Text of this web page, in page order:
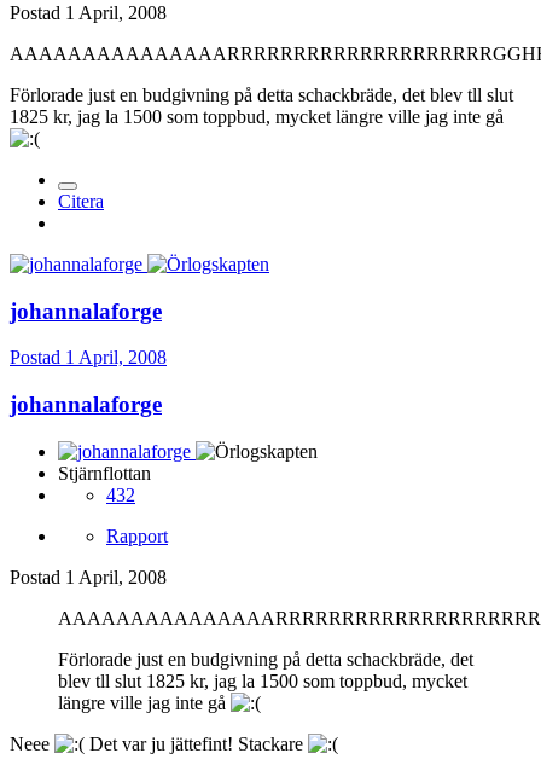
Postad 1 April, 2008
Förlorade just en budgivning på detta schackbräde, det blev tll slut
1825 kr, jag la 1500 som toppbud, mycket längre ville jag inte gå
Citera
johannalaforge
Postad 1 April, 2008
johannalaforge
Stjärnflottan
432
Rapport
Postad 1 April, 2008
Förlorade just en budgivning på detta schackbräde, det
blev tll slut 1825 kr, jag la 1500 som toppbud, mycket
längre ville jag inte gå
Neee
Det var ju jättefint! Stackare